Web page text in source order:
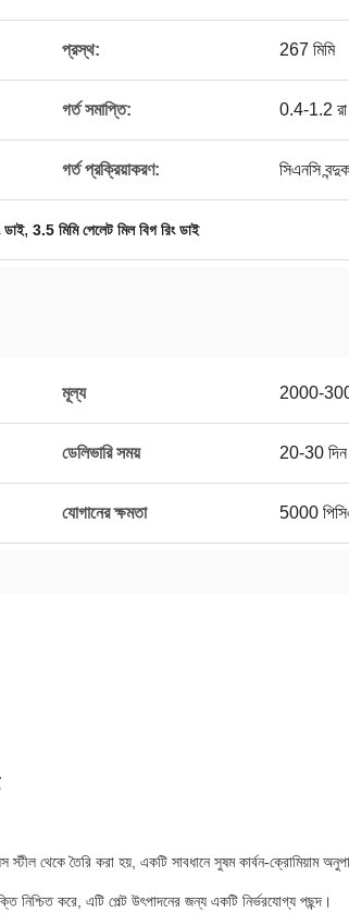
প্রস্থ: 267 মিমি
গর্ত সমাপ্তি: 0.4-1.2 রা
গর্ত প্রক্রিয়াকরণ: সিএনসি
ডাই, 3.5 মিমি পেলেট মিল বিগ রিং ডাই
মূল্য 2000-
ডেলিভারি সময় 20-30 দিন
যোগানের ক্ষমতা 5000
স্টীল থেকে তৈরি করা হয়, একটি সাবধানে সুষম কার্বন-ক্রোমিয়াম
নিশ্চিত করে, এটি পেল্ট উৎপাদনের জন্য একটি নির্ভরযোগ্য পছন্দ।